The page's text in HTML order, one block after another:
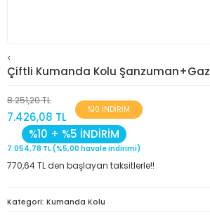
<
Çiftli Kumanda Kolu Şanzuman+Gaz
8.251,20 TL
7.426,08 TL
%10 İNDİRİM
%10 + %5 İNDİRİM
7.054,78 TL (%5,00 havale indirimi)
770,64 TL den başlayan taksitlerle!!
Kategori Kumanda Kolu